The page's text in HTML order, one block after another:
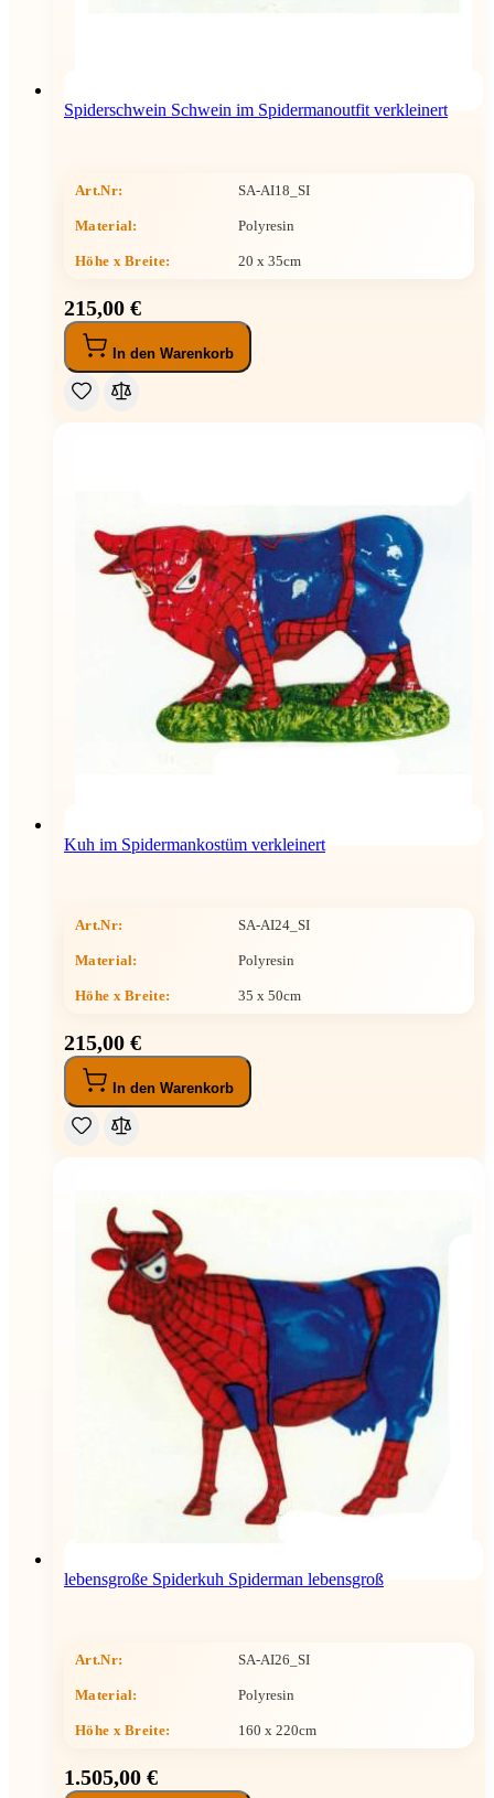
Spiderschwein Schwein im Spidermanoutfit verkleinert
Art.Nr: SA-AI18_SI
Material: Polyresin
Höhe x Breite: 20 x 35cm
215,00 €
In den Warenkorb
Kuh im Spidermankostüm verkleinert
Art.Nr: SA-AI24_SI
Material: Polyresin
Höhe x Breite: 35 x 50cm
215,00 €
In den Warenkorb
lebensgroße Spiderkuh Spiderman lebensgroß
Art.Nr: SA-AI26_SI
Material: Polyresin
Höhe x Breite: 160 x 220cm
1.505,00 €